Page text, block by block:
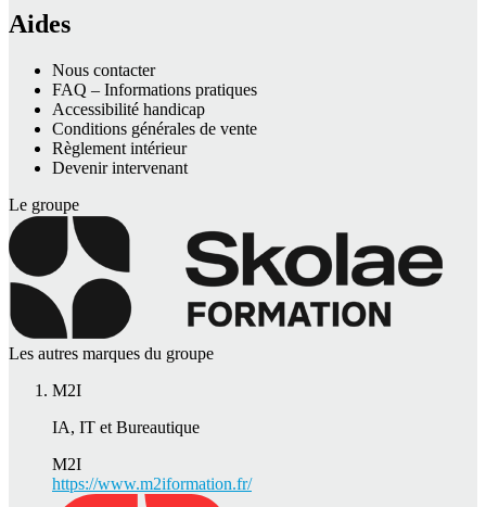
Aides
Nous contacter
FAQ – Informations pratiques
Accessibilité handicap
Conditions générales de vente
Règlement intérieur
Devenir intervenant
Le groupe
Les autres marques du groupe
M2I
IA, IT et Bureautique
M2I
https://www.m2iformation.fr/